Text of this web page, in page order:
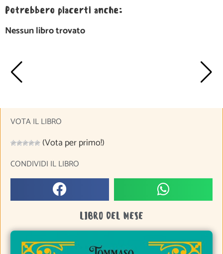
Potrebbero piacerti anche:
Nessun libro trovato
VOTA IL LIBRO
(Vota per primo!)
CONDIVIDI IL LIBRO
LIBRO DEL MESE